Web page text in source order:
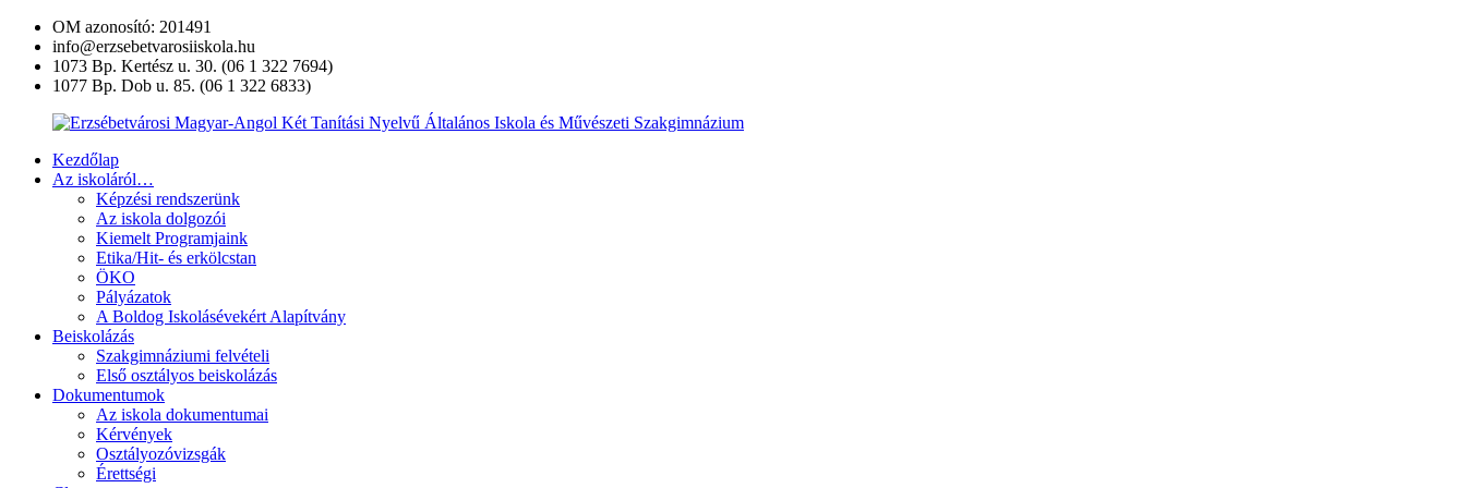
Ugrás
tartalomra
OM azonosító: 201491
info@erzsebetvarosiiskola.hu
1073 Bp. Kertész u. 30. (06 1 322 7694)
1077 Bp. Dob u. 85. (06 1 322 6833)
Erzsébetvárosi
Művészeti
Szakgimnázium
Kezdőlap
Az iskoláról…
Képzési rendszerünk
Az iskola dolgozói
Kiemelt Programjaink
Etika/Hit- és erkölcstan
ÖKO
Pályázatok
A Boldog Iskolásévekért Alapítvány
Beiskolázás
Szakgimnáziumi felvételi
Első osztályos beiskolázás
Dokumentumok
Az iskola dokumentumai
Kérvények
Osztályozóvizsgák
Érettségi